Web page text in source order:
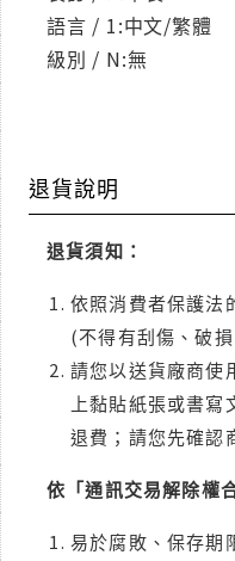
語言 / 1:中文/繁體
級別 / N:無
退貨說明
退貨須知：
依照消費者保護法
(不得有刮傷、破
請您以送貨廠商使
上黏貼紙張或書
退費；請您先確認
依「通訊交易解除權
易於腐敗、保存期